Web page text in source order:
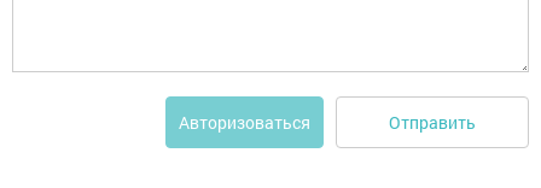
Авторизоваться Отправить